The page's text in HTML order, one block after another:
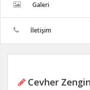
Galeri
İletişim
Cevher